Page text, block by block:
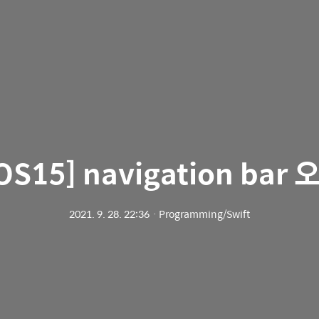
navigation bar
2021. 9. 28. 22:36 ㆍ Programming/Swift